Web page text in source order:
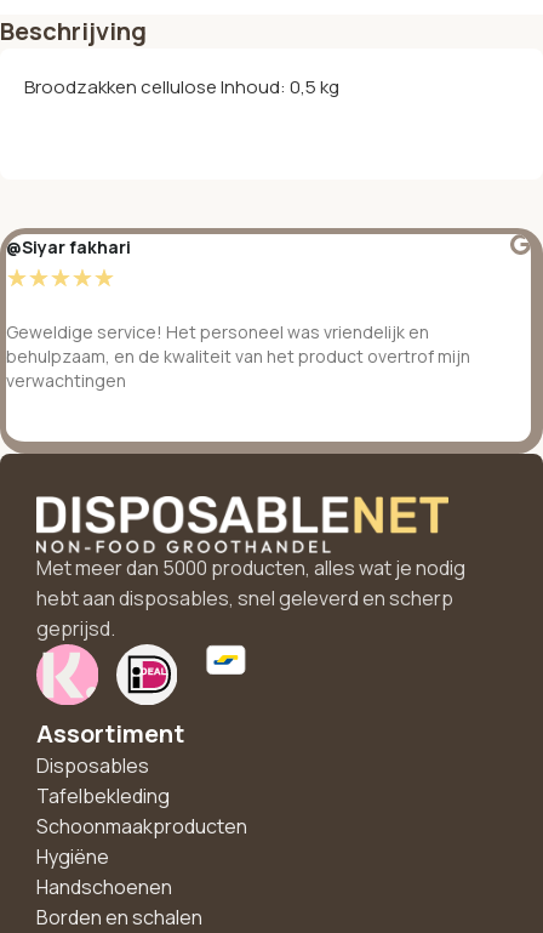
Beschrijving
Broodzakken cellulose Inhoud: 0,5 kg
@Siyar fakhari
☆☆☆☆☆
Geweldige service! Het personeel was vriendelijk en
behulpzaam, en de kwaliteit van het product overtrof mijn
verwachtingen
Met meer dan 5000 producten, alles wat je nodig
hebt aan disposables, snel geleverd en scherp
geprijsd.
Assortiment
Disposables
Tafelbekleding
Schoonmaakproducten
Hygiëne
Handschoenen
Borden en schalen